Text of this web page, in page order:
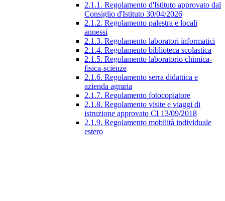
2.1.1. Regolamento d'Istituto approvato dal
Consiglio d'Istituto 30/04/2026
2.1.2. Regolamento palestra e locali
annessi
2.1.3. Regolamento laboratori informatici
2.1.4. Regolamento biblioteca scolastica
2.1.5. Regolamento laboratorio chimica-
fisica-scienze
2.1.6. Regolamento serra didattica e
azienda agraria
2.1.7. Regolamento fotocopiatore
2.1.8. Regolamento visite e viaggi di
istruzione approvato CI 13/09/2018
2.1.9. Regolamento mobilità individuale
estero